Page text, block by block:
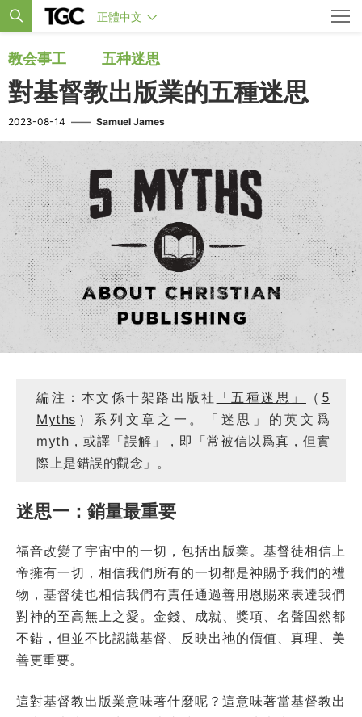
正體中文
教会事工 五种迷思
對基督教出版業的五種迷思
2023-08-14 —— Samuel James
編注：本文係十架路出版社 「五種迷思」 （ 5
Myths ）系列文章之一。「迷思」的英文爲
myth，或譯「誤解」，即「常被信以爲真，但實
際上是錯誤的觀念」。
迷思一：銷量最重要
福音改變了宇宙中的一切，包括出版業。基督徒相信上
帝擁有一切，相信我們所有的一切都是神賜予我們的禮
物，基督徒也相信我們有責任通過善用恩賜來表達我們
對神的至高無上之愛。金錢、成就、獎項、名聲固然都
不錯，但並不比認識基督、反映出祂的價值、真理、美
善更重要。
這對基督教出版業意味著什麼呢？這意味著當基督教出